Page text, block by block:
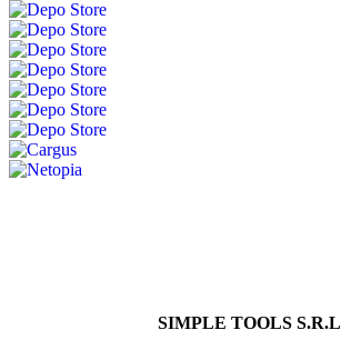
SIMPLE TOOLS S.R.L